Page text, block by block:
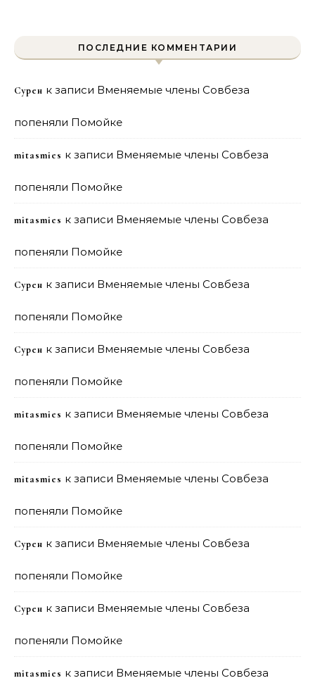
ПОСЛЕДНИЕ КОММЕНТАРИИ
Сурен к записи Вменяемые члены Совбеза
попеняли Помойке
mitasmies к записи Вменяемые члены Совбеза
попеняли Помойке
mitasmies к записи Вменяемые члены Совбеза
попеняли Помойке
Сурен к записи Вменяемые члены Совбеза
попеняли Помойке
Сурен к записи Вменяемые члены Совбеза
попеняли Помойке
mitasmies к записи Вменяемые члены Совбеза
попеняли Помойке
mitasmies к записи Вменяемые члены Совбеза
попеняли Помойке
Сурен к записи Вменяемые члены Совбеза
попеняли Помойке
Сурен к записи Вменяемые члены Совбеза
попеняли Помойке
mitasmies к записи Вменяемые члены Совбеза